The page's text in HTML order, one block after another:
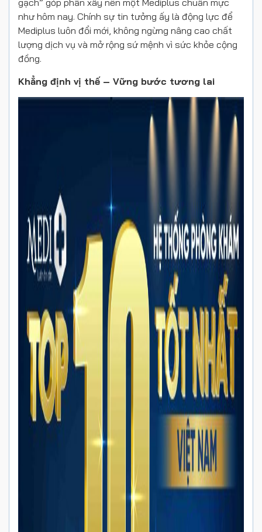
gạch” góp phần xây nên một Mediplus chuẩn mực
như hôm nay. Chính sự tin tưởng ấy là động lực để
Mediplus luôn đổi mới, không ngừng nâng cao chất
lượng dịch vụ và mở rộng sứ mệnh vì sức khỏe cộng
đồng.
Khẳng định vị thế – Vững bước tương lai